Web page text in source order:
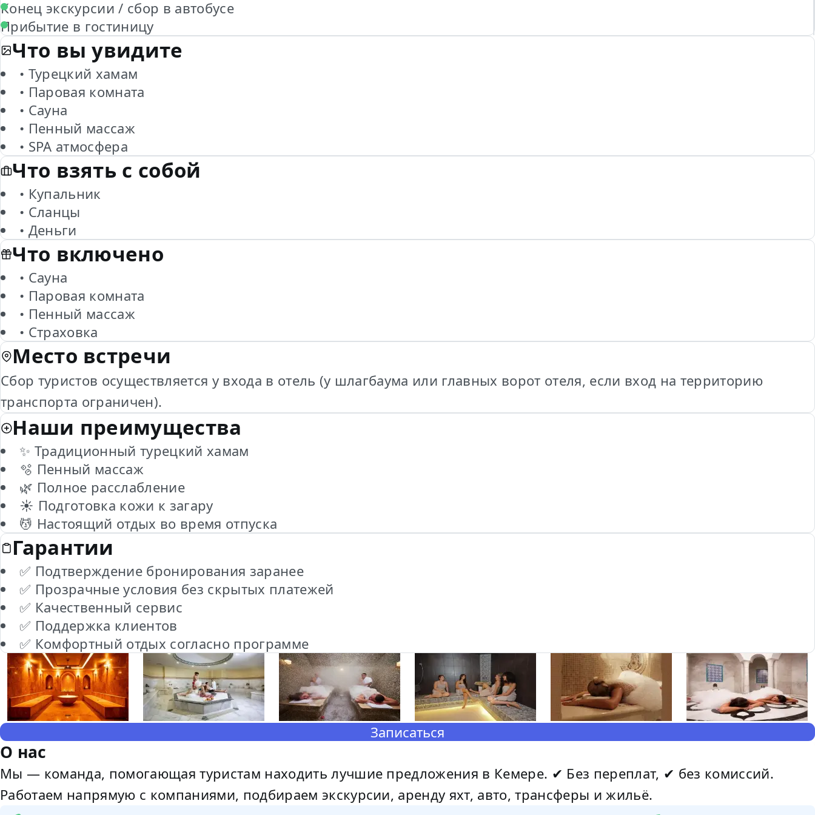
Конец экскурсии / сбор в автобусе
Прибытие в гостиницу
Что вы увидите
• Турецкий хамам
• Паровая комната
• Сауна
• Пенный массаж
• SPA атмосфера
Что взять с собой
• Купальник
• Сланцы
• Деньги
Что включено
• Сауна
• Паровая комната
• Пенный массаж
• Страховка
Место встречи
Сбор туристов осуществляется у входа в отель (у шлагбаума или главных ворот отеля, если вход на территорию
транспорта ограничен).
Наши преимущества
✨ Традиционный турецкий хамам
🫧 Пенный массаж
🌿 Полное расслабление
☀️ Подготовка кожи к загару
💆 Настоящий отдых во время отпуска
Гарантии
✅ Подтверждение бронирования заранее
✅ Прозрачные условия без скрытых платежей
✅ Качественный сервис
✅ Поддержка клиентов
✅ Комфортный отдых согласно программе
Записаться
О нас
Мы — команда, помогающая туристам находить лучшие предложения в Кемере. ✔ Без переплат, ✔ без комиссий.
Работаем напрямую с компаниями, подбираем экскурсии, аренду яхт, авто, трансферы и жильё.